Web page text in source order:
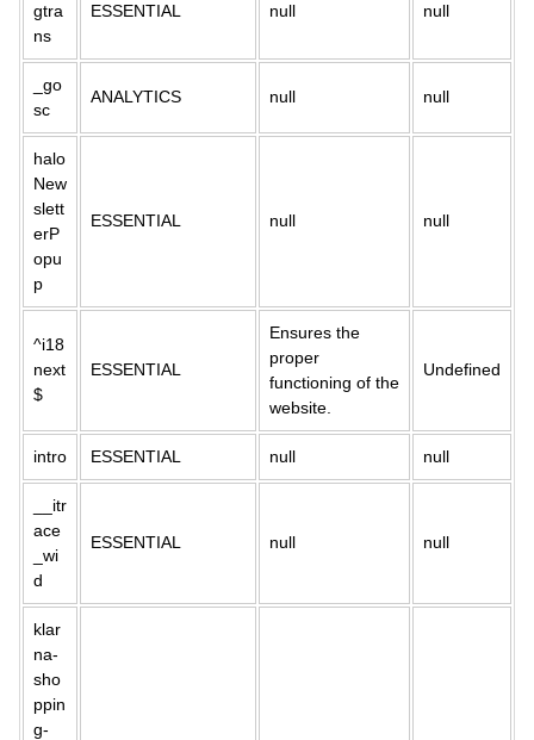
gtra
ns
ESSENTIAL null null
_go
sc
ANALYTICS null null
halo
New
slett
erP
opu
p
ESSENTIAL null null
^i18
next
$
ESSENTIAL
Ensures the
proper
functioning of the
website.
Undefined
intro ESSENTIAL null null
__itr
ace
_wi
d
ESSENTIAL null null
klar
na-
sho
ppin
g-